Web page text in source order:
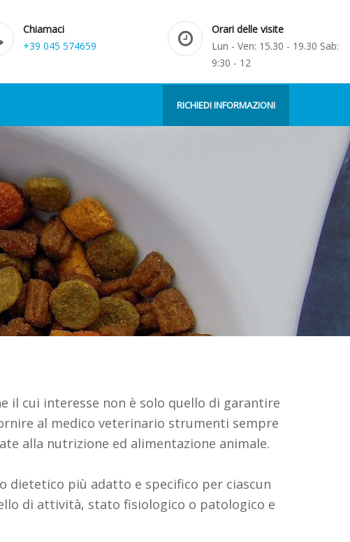
Orari delle visite
Lun - Ven: 15.30 - 19.30 Sab:
9:30 - 12
Chiamaci
+39 045 574659
RICHIEDI INFORMAZIONI
il cui interesse non è solo quello di garantire
al medico veterinario strumenti sempre
alla nutrizione ed alimentazione animale.
dietetico più adatto e specifico per ciascun
di attività, stato fisiologico o patologico e